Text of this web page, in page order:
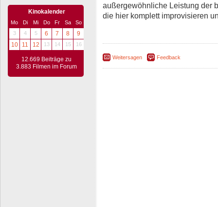
Kinokalender
Mo Di Mi Do Fr Sa
So
3
4 5 6 7 8
9
10
11 12 13 14 15 16
12.669 Beiträge zu
3.883 Filmen im Forum
außergewöhnliche Leistung der
die hier komplett improvisieren
Weitersagen Feedback